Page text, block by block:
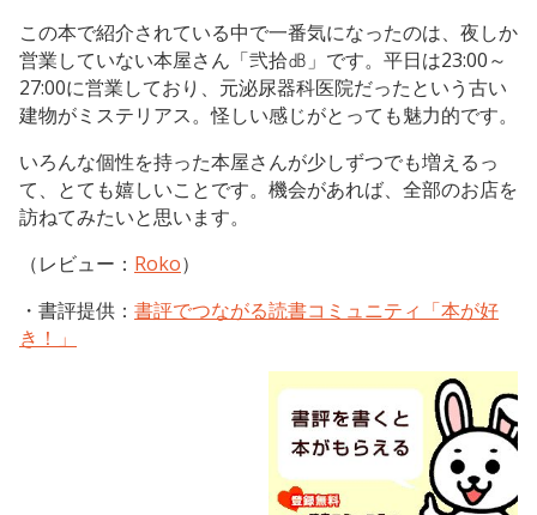
この本で紹介されている中で一番気になったのは、夜しか
営業していない本屋さん「弐拾㏈」です。平日は23:00～
27:00に営業しており、元泌尿器科医院だったという古い
建物がミステリアス。怪しい感じがとっても魅力的です。
いろんな個性を持った本屋さんが少しずつでも増えるっ
て、とても嬉しいことです。機会があれば、全部のお店を
訪ねてみたいと思います。
（レビュー： Roko）
・書評提供： 書評でつながる読書コミュニティ「本が好
き！」